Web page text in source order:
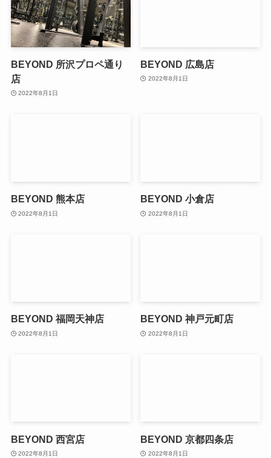
BEYOND 所沢プロペ通り
店
2022年8月1日
BEYOND 広島店
2022年8月1日
BEYOND 熊本店
2022年8月1日
BEYOND 小倉店
2022年8月1日
BEYOND 福岡天神店
2022年8月1日
BEYOND 神戸元町店
2022年8月1日
BEYOND 西宮店
2022年8月1日
BEYOND 京都四条店
2022年8月1日